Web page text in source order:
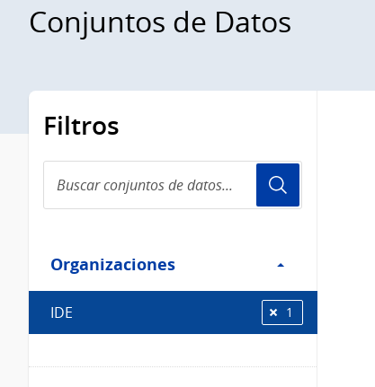
Conjuntos de Datos
Filtros
conjuntos
de
Organizaciones
Organizaciones
IDE 1